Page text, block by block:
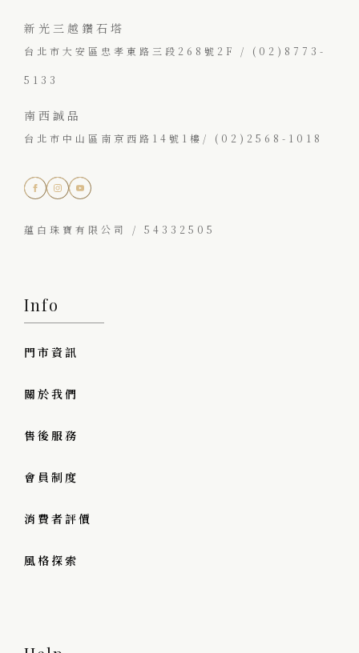
新光三越鑽石塔
台北市大安區忠孝東路三段268號2F / (02)8773-
5133
南西誠品
台北市中山區南京西路14號1樓/ (02)2568-1018
蘊白珠寶有限公司 / 54332505
Info
門市資訊
關於我們
售後服務
會員制度
消費者評價
風格探索